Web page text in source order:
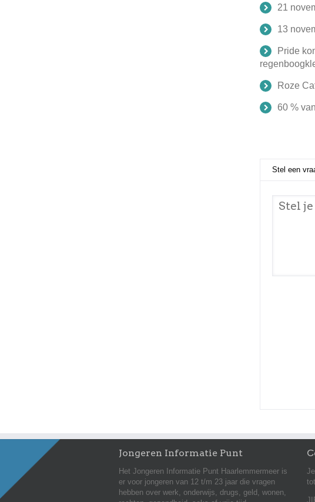
21
13
Pride
Roze
60 %
Stel een
Stel
Jongeren Informatie Punt
Het Jongeren Informatie Punt Haarlemmermeer is
er voor jongeren van 12 t/m 23 jaar die vragen
hebben over werk, onderwijs, drugs, geld, wonen,